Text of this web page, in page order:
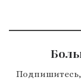
Подпишитесь,